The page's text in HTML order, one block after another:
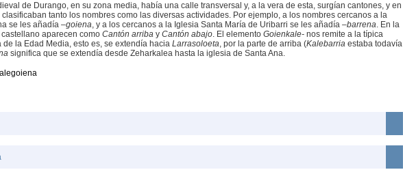
de Durango, en su zona media, había una calle transversal y, a la vera de esta, surgían cantones, y en
tanto los nombres como las diversas actividades. Por ejemplo, a los nombres cercanos a la
se les añadía –goiena, y a los cercanos a la Iglesia Santa María de Uribarri se les añadía –barrena. En la
aparecen como Cantón arriba y Cantón abajo. El elemento Goienkale- nos remite a la típica
de la Edad Media, esto es, se extendía hacia Larrasoloeta, por la parte de arriba (Kalebarria estaba todavía
significa que se extendía desde Zeharkalea hasta la iglesia de Santa Ana.